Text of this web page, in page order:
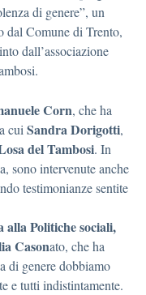
di genere”, un
dal Comune di Trento,
dall’associazione
Corn, che ha
cui Sandra Dorigotti,
del Tambosi. In
sono intervenute anche
testimonianze sentite
alla Politiche sociali,
Casonato, che ha
di genere dobbiamo
e tutti indistintamente.